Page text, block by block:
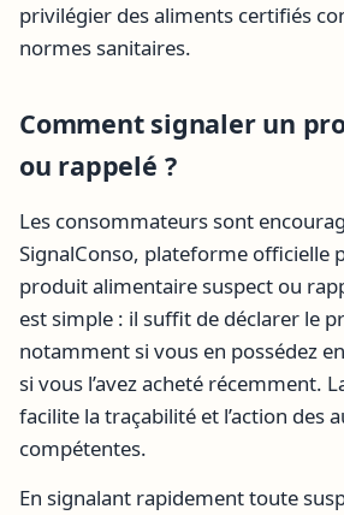
privilégier des aliments certifiés
normes sanitaires.
Comment signaler un
ou rappelé ?
Les consommateurs sont
SignalConso, plateforme officielle
produit alimentaire suspect ou
est simple : il suffit de déclarer le
notamment si vous en possédez
si vous l’avez acheté récemment.
facilite la traçabilité et l’action des
compétentes.
En signalant rapidement toute